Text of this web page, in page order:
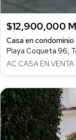
$12,900,000
Casa en condominio
Playa Coqueta 96,
AC CASA EN